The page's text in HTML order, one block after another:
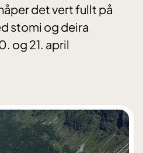
det vert fullt på
stomi og deira
og 21. april